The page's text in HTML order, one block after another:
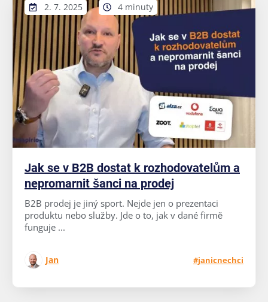
2. 7. 2025 4 minuty
Jak se v B2B dostat k rozhodovatelům a
nepromarnit šanci na prodej
B2B prodej je jiný sport. Nejde jen o prezentaci
produktu nebo služby. Jde o to, jak v dané firmě
funguje ...
Jan #janicnechci